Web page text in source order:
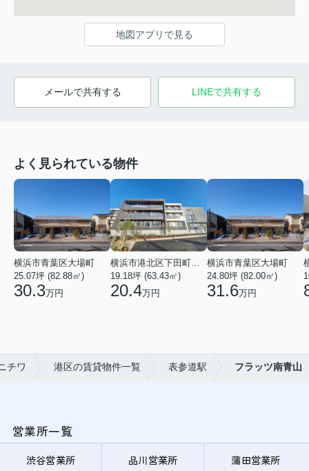
地図アプリで見る
メールで共有する LINEで共有する
よく見られている物件
横浜市青葉区大場町
25.07坪 (82.88㎡)
30.3万円
19.18坪 (63.43㎡)
20.4万円
横浜市青葉区大場町
24.80坪 (82.00㎡)
31.6万円
チワ 港区の賃貸物件一覧 表参道駅 フラッツ南青山
営業所一覧
渋谷営業所 品川営業所 蒲田営業所